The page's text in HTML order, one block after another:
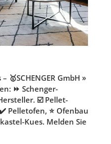
🥇SCHENGER GmbH »
⏩ Schenger-
☑️ Pellet-
Pelletofen, ⭐ Ofenbau
Kues. Melden Sie